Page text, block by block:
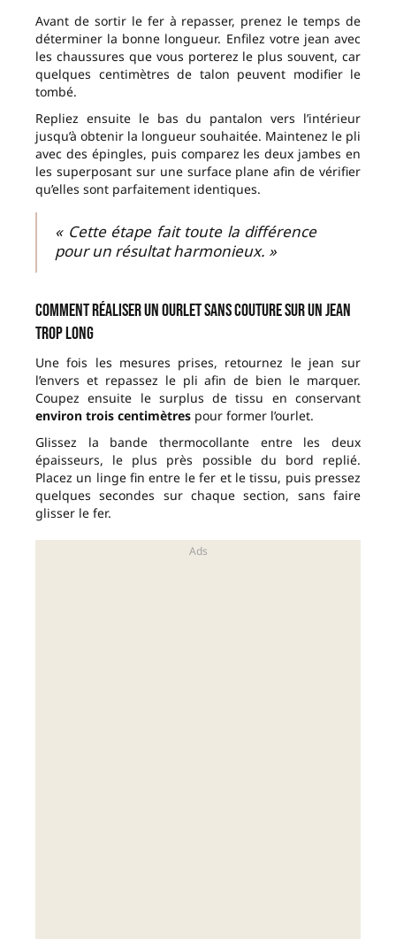
Avant de sortir le fer à repasser, prenez le temps de
déterminer la bonne longueur. Enfilez votre jean avec
les chaussures que vous porterez le plus souvent, car
quelques centimètres de talon peuvent modifier le
tombé.
Repliez ensuite le bas du pantalon vers l’intérieur
jusqu’à obtenir la longueur souhaitée. Maintenez le pli
avec des épingles, puis comparez les deux jambes en
les superposant sur une surface plane afin de vérifier
qu’elles sont parfaitement identiques.
« Cette étape fait toute la différence
pour un résultat harmonieux. »
Comment réaliser un ourlet sans couture sur un jean
trop long
Une fois les mesures prises, retournez le jean sur
l’envers et repassez le pli afin de bien le marquer.
Coupez ensuite le surplus de tissu en conservant
environ trois centimètres pour former l’ourlet.
Glissez la bande thermocollante entre les deux
épaisseurs, le plus près possible du bord replié.
Placez un linge fin entre le fer et le tissu, puis pressez
quelques secondes sur chaque section, sans faire
glisser le fer.